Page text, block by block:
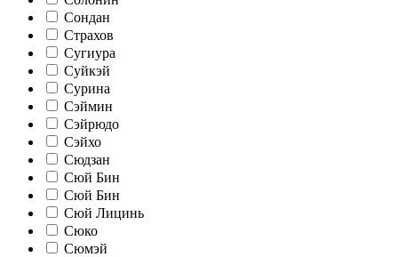
Сондан
Страхов
Сугиура
Суйкэй
Сурина
Сэймин
Сэйрюдо
Сэйхо
Сюдзан
Сюй Бин
Сюй Бин
Сюй Лицинь
Сюко
Сюмэй